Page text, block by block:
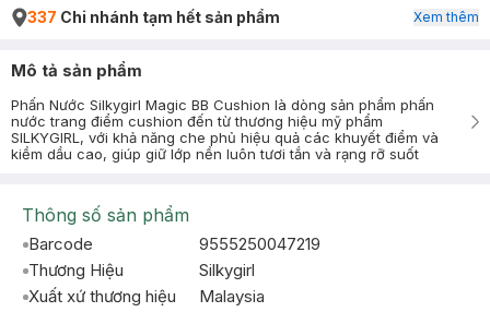
337 Chi nhánh tạm hết sản phẩm Xem thêm
Mô tả sản phẩm
Phấn Nước Silkygirl Magic BB Cushion là dòng sản phẩm phấn
nước trang điểm cushion đến từ thương hiệu mỹ phẩm
SILKYGIRL, với khả năng che phủ hiệu quả các khuyết điểm và
kiềm dầu cao, giúp giữ lớp nền luôn tươi tắn và rạng rỡ suốt
Thông số sản phẩm
Barcode
9555250047219
Thương Hiệu
Silkygirl
Xuất xứ thương hiệu
Malaysia